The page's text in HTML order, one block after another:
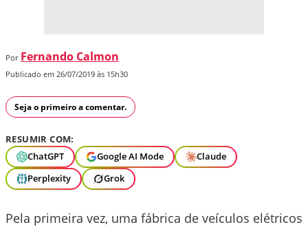
Por Fernando Calmon
Publicado em 26/07/2019 às 15h30
Seja o primeiro a comentar.
RESUMIR COM:
ChatGPT
Google AI Mode
Claude
Perplexity
Grok
Pela primeira vez, uma fábrica de veículos elétricos